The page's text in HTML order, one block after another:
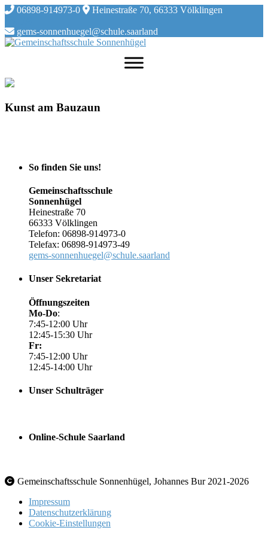
Skip
content
06898-914973-0 Heinestraße 70, 66333 Völklingen
gems-sonnenhuegel@schule.saarland
Kunst am Bauzaun
So finden Sie uns!
Gemeinschaftsschule
Sonnenhügel
Heinestraße 70
66333 Völklingen
Telefon: 06898-914973-0
Telefax: 06898-914973-49
gems-sonnenhuegel@schule.saarland
Unser Sekretariat
Öffnungszeiten
Mo-Do:
7:45-12:00 Uhr
12:45-15:30 Uhr
Fr:
7:45-12:00 Uhr
12:45-14:00 Uhr
Unser Schulträger
Online-Schule Saarland
Gemeinschaftsschule Sonnenhügel, Johannes Bur 2021-2026
Impressum
Datenschutzerklärung
Cookie-Einstellungen